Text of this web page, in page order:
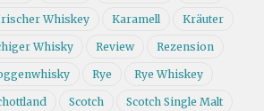
Whiskey Karamell Kräuter
Whisky Review Rezension
Rye Rye Whiskey
Scotch Scotch Single Malt